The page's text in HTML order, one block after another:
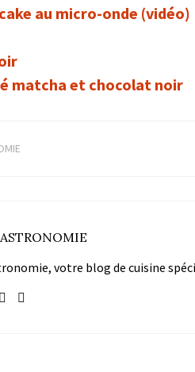
au micro-onde (vidéo)
matcha et chocolat noir
votre blog de cuisine